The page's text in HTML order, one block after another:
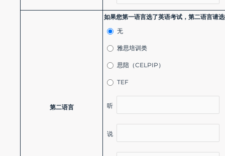
第二语言
如果您第一语言选了英语考试，第二语言请
无
雅思培训类
思陪（CELPIP）
TEF
听
说